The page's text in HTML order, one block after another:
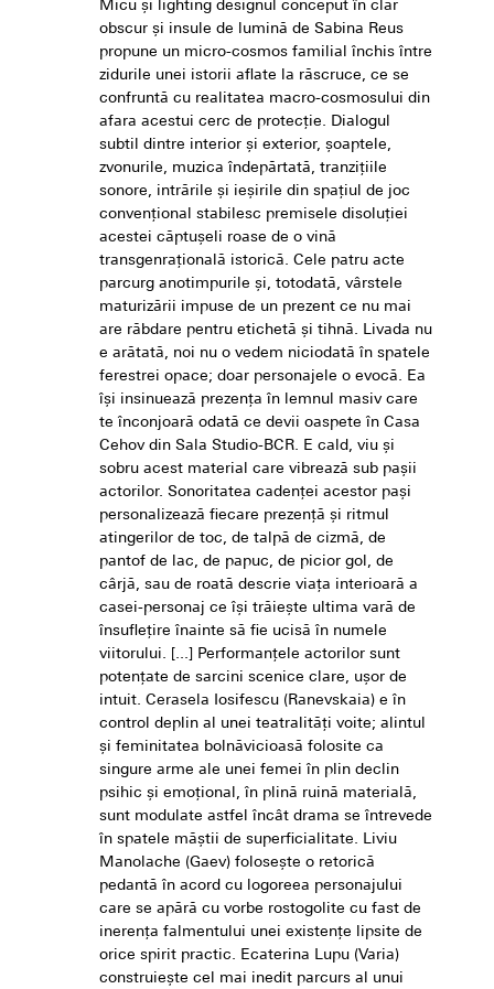
Micu și lighting designul conceput în clar
obscur și insule de lumină de Sabina Reus
propune un micro-cosmos familial închis între
zidurile unei istorii aflate la răscruce, ce se
confruntă cu realitatea macro-cosmosului din
afara acestui cerc de protecție. Dialogul
subtil dintre interior și exterior, șoaptele,
zvonurile, muzica îndepărtată, tranzițiile
sonore, intrările și ieșirile din spațiul de joc
convențional stabilesc premisele disoluției
acestei căptușeli roase de o vină
transgenrațională istorică. Cele patru acte
parcurg anotimpurile și, totodată, vârstele
maturizării impuse de un prezent ce nu mai
are răbdare pentru etichetă și tihnă. Livada nu
e arătată, noi nu o vedem niciodată în spatele
ferestrei opace; doar personajele o evocă. Ea
își insinuează prezența în lemnul masiv care
te înconjoară odată ce devii oaspete în Casa
Cehov din Sala Studio-BCR. E cald, viu și
sobru acest material care vibrează sub pașii
actorilor. Sonoritatea cadenței acestor pași
personalizează fiecare prezență și ritmul
atingerilor de toc, de talpă de cizmă, de
pantof de lac, de papuc, de picior gol, de
cârjă, sau de roată descrie viața interioară a
casei-personaj ce își trăiește ultima vară de
însuflețire înainte să fie ucisă în numele
viitorului. [...] Performanțele actorilor sunt
potențate de sarcini scenice clare, ușor de
intuit. Cerasela Iosifescu (Ranevskaia) e în
control deplin al unei teatralități voite; alintul
și feminitatea bolnăvicioasă folosite ca
singure arme ale unei femei în plin declin
psihic și emoțional, în plină ruină materială,
sunt modulate astfel încât drama se întrevede
în spatele măștii de superficialitate. Liviu
Manolache (Gaev) folosește o retorică
pedantă în acord cu logoreea personajului
care se apără cu vorbe rostogolite cu fast de
inerența falmentului unei existențe lipsite de
orice spirit practic. Ecaterina Lupu (Varia)
construiește cel mai inedit parcurs al unui